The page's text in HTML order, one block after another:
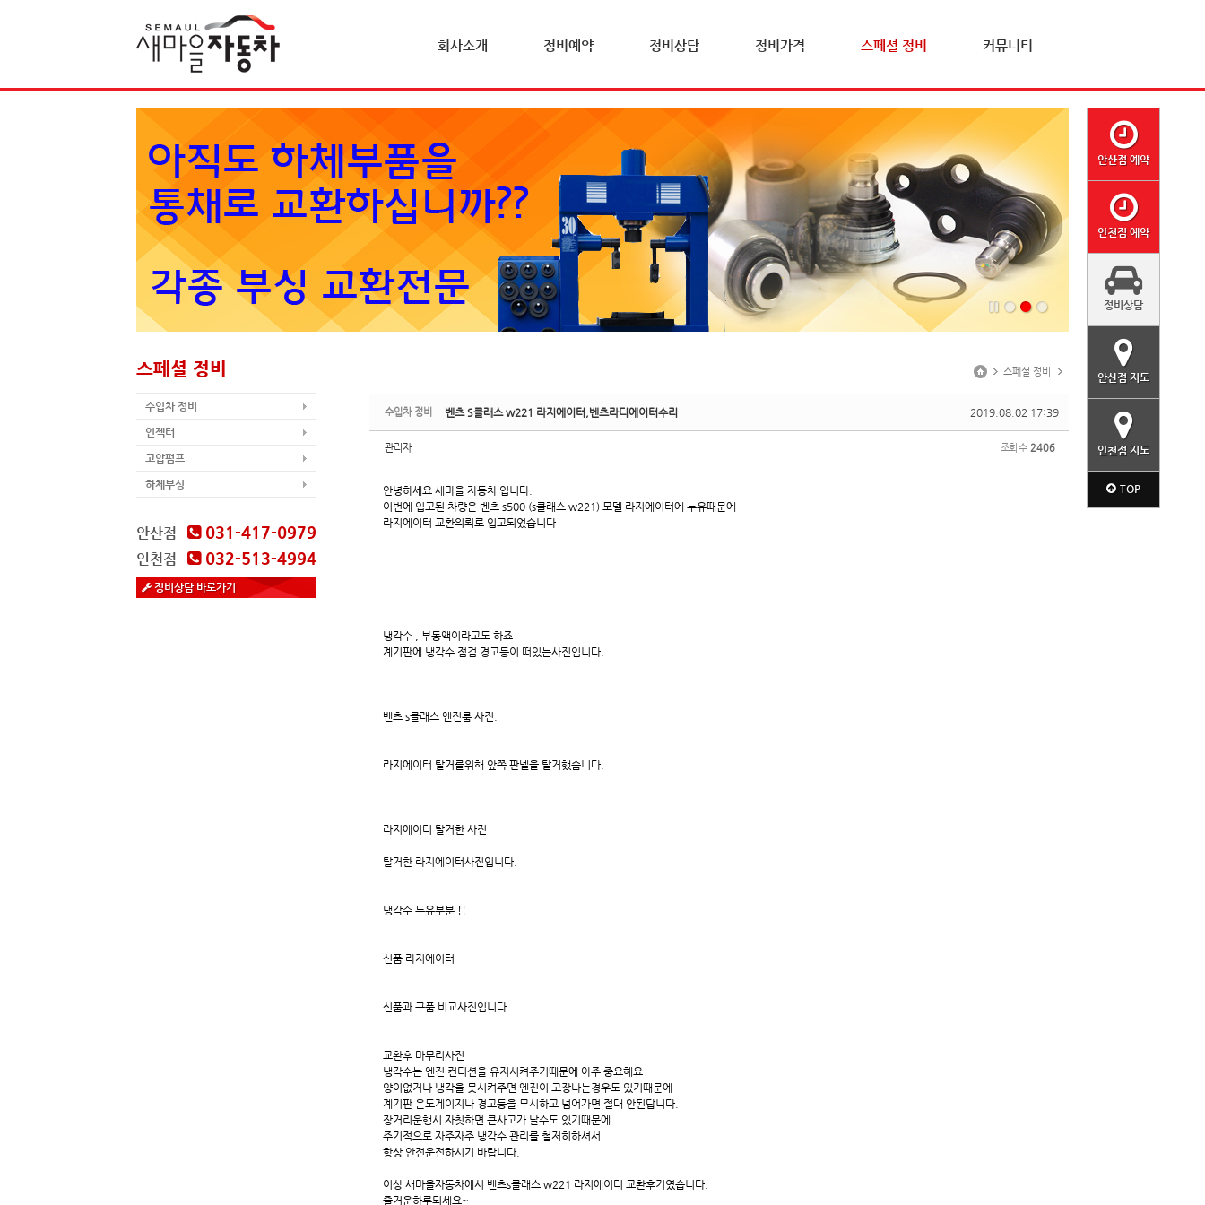
회사소개 정비예약 정비상담 정비가격 스페셜 정비 커뮤니티
스페셜 정비
수입차 정비
인젝터
고압펌프
하체부싱
안산점 031-417-0979
인천점 032-513-4994
정비상담 바로가기
스페셜 정비
수입차 정비 2019.08.02 17:39
벤츠 S클래스 w221 라지에이터,벤츠라디에이터수리
관리자 조회 수 2406
안녕하세요 새마을 자동차 입니다.
이번에 입고된 차량은 벤츠 s500 (s클래스 w221) 모델 라지에이터에 누유때문에
라지에이터 교환의뢰로 입고되었습니다
냉각수 , 부동액이라고도 하죠
계기판에 냉각수 점검 경고등이 떠있는사진입니다.
벤츠 s클래스 엔진룸 사진.
라지에이터 탈거를위해 앞쪽 판넬을 탈거했습니다.
라지에이터 탈거한 사진
탈거한 라지에이터사진입니다.
냉각수 누유부분 !!
신품 라지에이터
신품과 구품 비교사진입니다
교환후 마무리사진
냉각수는 엔진 컨디션을 유지시켜주기때문에 아주 중요해요
양이없거나 냉각을 못시켜주면 엔진이 고장나는경우도 있기때문에
계기판 온도게이지나 경고등을 무시하고 넘어가면 절대 안된답니다.
장거리운행시 자칫하면 큰사고가 날수도 있기때문에
주기적으로 자주자주 냉각수 관리를 철저히하셔서
항상 안전운전하시기 바랍니다.
이상 새마을자동차에서 벤츠s클래스 w221 라지에이터 교환후기였습니다.
즐거운하루되세요~
안산점 예약
인천점 예약
정비상담
안산점 지도
인천점 지도
TOP